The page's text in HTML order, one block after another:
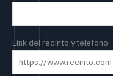
Link del recinto y telefono: